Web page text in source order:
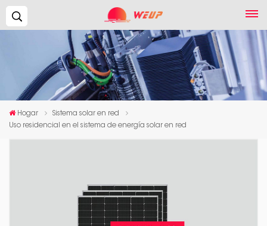
Hogar
Sistema solar en red
Uso residencial en el sistema de energía solar en red